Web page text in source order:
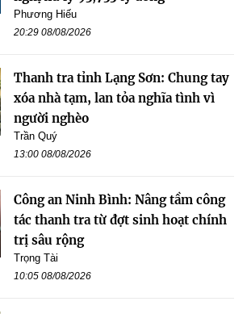
Phương Hiếu
20:29 08/08/2026
Thanh tra tỉnh Lạng Sơn: Chung tay
xóa nhà tạm, lan tỏa nghĩa tình vì
người nghèo
Trần Quý
13:00 08/08/2026
Công an Ninh Bình: Nâng tầm công
tác thanh tra từ đợt sinh hoạt chính
trị sâu rộng
Trọng Tài
10:05 08/08/2026